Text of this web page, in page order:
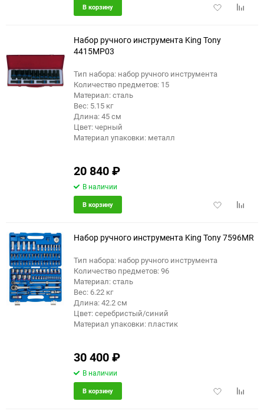
Добавить
В корзину
Набор ручного инструмента King Tony
4415MP03
Тип набора: набор ручного инструмента
Количество предметов: 15
Материал: сталь
Вес: 5.15 кг
Длина: 45 см
Цвет: черный
Материал упаковки: металл
20 840₽
В наличии
Добавить
В корзину
Набор ручного инструмента King Tony 7596MR
Тип набора: набор ручного инструмента
Количество предметов: 96
Материал: сталь
Вес: 6.22 кг
Длина: 42.2 см
Цвет: серебристый/синий
Материал упаковки: пластик
30 400₽
В наличии
Добавить
В корзину